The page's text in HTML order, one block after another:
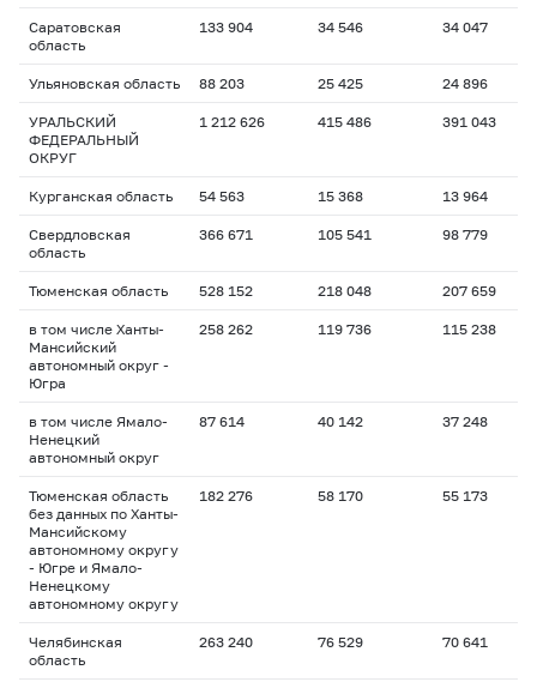
Саратовская
область
133 904 34 546 34 047
Ульяновская область 88 203 25 425 24 896
УРАЛЬСКИЙ
ФЕДЕРАЛЬНЫЙ
ОКРУГ
1 212 626 415 486 391 043
Курганская область 54 563 15 368 13 964
Свердловская
область
366 671 105 541 98 779
Тюменская область 528 152 218 048 207 659
в том числе Ханты-
Мансийский
автономный округ -
Югра
258 262 119 736 115 238
в том числе Ямало-
Ненецкий
автономный округ
87 614 40 142 37 248
Тюменская область
без данных по Ханты-
Мансийскому
автономному округу
- Югре и Ямало-
Ненецкому
автономному округу
182 276 58 170 55 173
Челябинская
область
263 240 76 529 70 641